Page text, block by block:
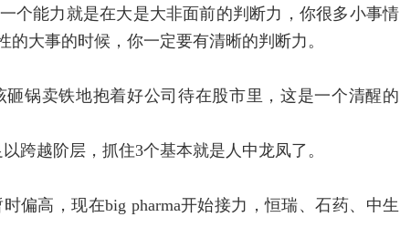
能力就是在大是大非面前的判断力，你很多小事情
大事的时候，你一定要有清晰的判断力。
锅卖铁地抱着好公司待在股市里，这是一个清醒的
越阶层，抓住3个基本就是人中龙凤了。
高，现在big pharma开始接力，恒瑞、石药、中生